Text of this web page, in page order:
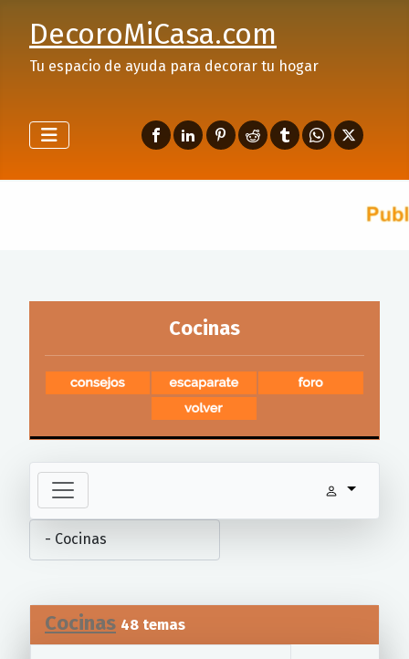
DecoroMiCasa.com
Tu espacio de ayuda para decorar tu hogar
Cocinas
Cocinas 48 temas